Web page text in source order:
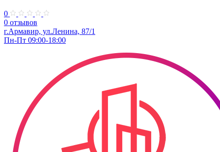
0
0 отзывов
г.Армавир, ул.Ленина, 87/1
Пн-Пт 09:00-18:00